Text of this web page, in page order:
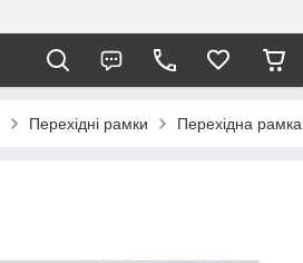
Перехідні рамки Перехідна